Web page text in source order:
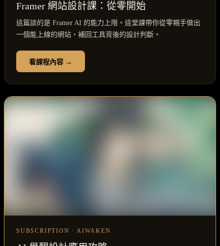
Framer 網站設計課：從零開始
這篇談的是 Framer AI 的能力上限。這堂課帶你從零親手做出
一個能上線的網站，補回工具背後的設計判斷。
看課程內容 →
SUBSCRIPTION · AIWAKEN